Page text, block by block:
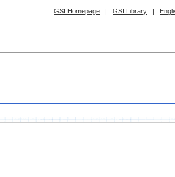
GSI Homepage | GSI Library |